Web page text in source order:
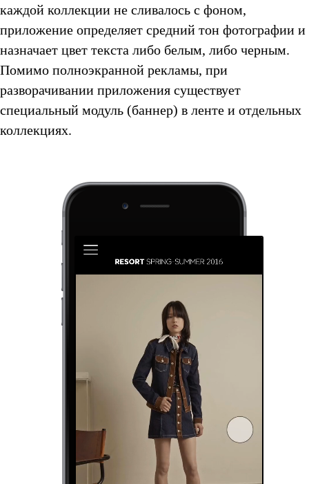
каждой коллекции не сливалось с фоном,
приложение определяет средний тон фотографии и
назначает цвет текста либо белым, либо черным.
Помимо полноэкранной рекламы, при
разворачивании приложения существует
специальный модуль (баннер) в ленте и отдельных
коллекциях.